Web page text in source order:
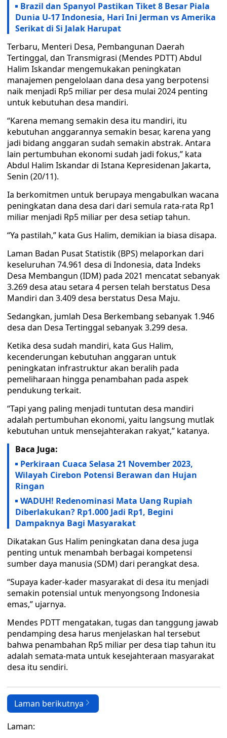
Brazil dan Spanyol Pastikan Tiket 8 Besar Piala
Dunia U-17 Indonesia, Hari Ini Jerman vs Amerika
Serikat di Si Jalak Harupat
Terbaru, Menteri Desa, Pembangunan Daerah
Tertinggal, dan Transmigrasi (Mendes PDTT) Abdul
Halim Iskandar mengemukakan peningkatan
manajemen pengelolaan dana desa yang berpotensi
naik menjadi Rp5 miliar per desa mulai 2024 penting
untuk kebutuhan desa mandiri.
“Karena memang semakin desa itu mandiri, itu
kebutuhan anggarannya semakin besar, karena yang
jadi bidang anggaran sudah semakin abstrak. Antara
lain pertumbuhan ekonomi sudah jadi fokus,” kata
Abdul Halim Iskandar di Istana Kepresidenan Jakarta,
Senin (20/11).
Ia berkomitmen untuk berupaya mengabulkan wacana
peningkatan dana desa dari dari semula rata-rata Rp1
miliar menjadi Rp5 miliar per desa setiap tahun.
“Ya pastilah,” kata Gus Halim, demikian ia biasa disapa.
Laman Badan Pusat Statistik (BPS) melaporkan dari
keseluruhan 74.961 desa di Indonesia, data Indeks
Desa Membangun (IDM) pada 2021 mencatat sebanyak
3.269 desa atau setara 4 persen telah berstatus Desa
Mandiri dan 3.409 desa berstatus Desa Maju.
Sedangkan, jumlah Desa Berkembang sebanyak 1.946
desa dan Desa Tertinggal sebanyak 3.299 desa.
Ketika desa sudah mandiri, kata Gus Halim,
kecenderungan kebutuhan anggaran untuk
peningkatan infrastruktur akan beralih pada
pemeliharaan hingga penambahan pada aspek
pendukung terkait.
“Tapi yang paling menjadi tuntutan desa mandiri
adalah pertumbuhan ekonomi, yaitu langsung mutlak
kebutuhan untuk mensejahterakan rakyat,” katanya.
Baca Juga:
Perkiraan Cuaca Selasa 21 November 2023,
Wilayah Cirebon Potensi Berawan dan Hujan
Ringan
WADUH! Redenominasi Mata Uang Rupiah
Diberlakukan? Rp1.000 Jadi Rp1, Begini
Dampaknya Bagi Masyarakat
Dikatakan Gus Halim peningkatan dana desa juga
penting untuk menambah berbagai kompetensi
sumber daya manusia (SDM) dari perangkat desa.
“Supaya kader-kader masyarakat di desa itu menjadi
semakin potensial untuk menyongsong Indonesia
emas,” ujarnya.
Mendes PDTT mengatakan, tugas dan tanggung jawab
pendamping desa harus menjelaskan hal tersebut
bahwa penambahan Rp5 miliar per desa tiap tahun itu
adalah semata-mata untuk kesejahteraan masyarakat
desa itu sendiri.
Laman berikutnya
Laman: